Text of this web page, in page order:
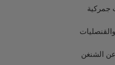
جمركية
الشنغن